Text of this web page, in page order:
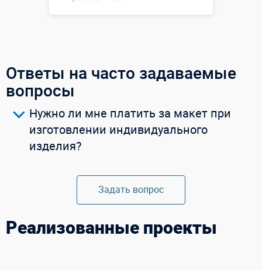
Ответы на часто задаваемые
вопросы
Нужно ли мне платить за макет при
изготовлении индивидуального
изделия?
Задать вопрос
Реализованные проекты